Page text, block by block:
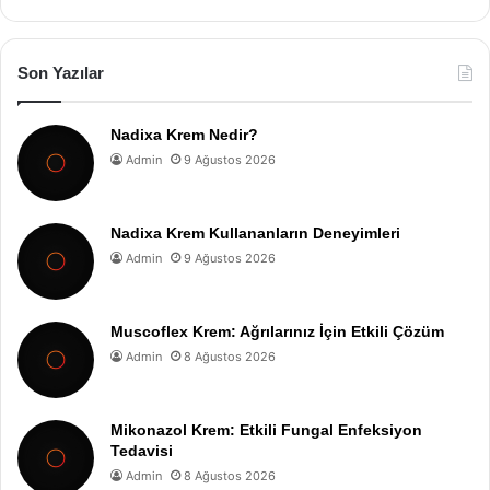
Son Yazılar
Nadixa Krem Nedir?
Admin 9 Ağustos 2026
Nadixa Krem Kullananların Deneyimleri
Admin 9 Ağustos 2026
Muscoflex Krem: Ağrılarınız İçin Etkili Çözüm
Admin 8 Ağustos 2026
Mikonazol Krem: Etkili Fungal Enfeksiyon
Tedavisi
Admin 8 Ağustos 2026